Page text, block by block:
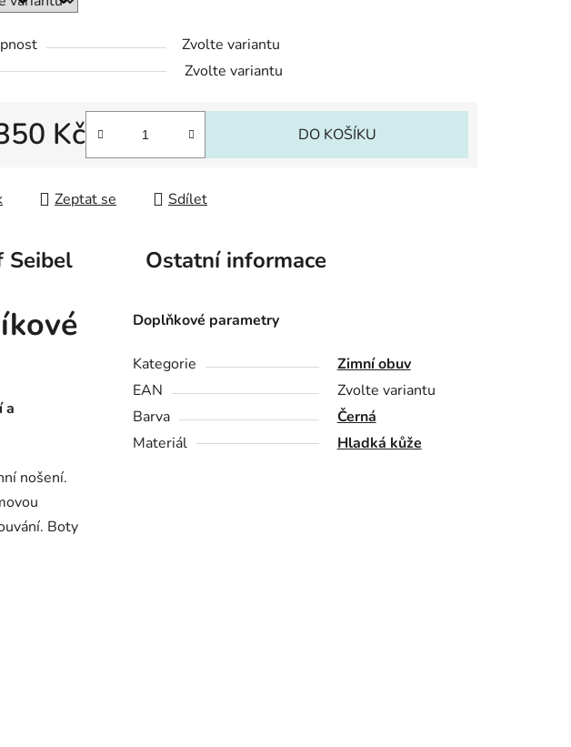
Zvolte variantu
Zvolte variantu
Kč DO KOŠÍKU
Zeptat se Sdílet
Seibel Ostatní informace
a
nošení.
Boty
Doplňkové parametry
Kategorie
Zimní obuv
EAN
Zvolte variantu
Barva
Černá
Materiál
Hladká kůže